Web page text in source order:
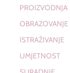
PROIZVODNJA
OBRAZOVANJE
ISTRAŽIVANJE
UMJETNOST